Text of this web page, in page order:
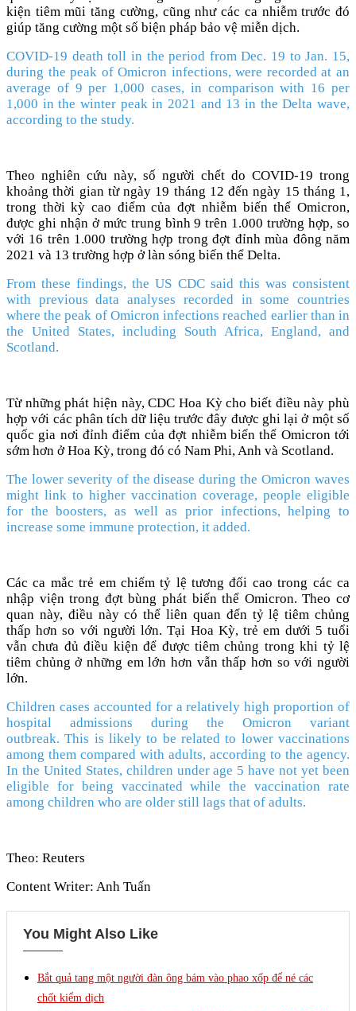
kiện tiêm mũi tăng cường, cũng như các ca nhiễm trước đó
giúp tăng cường một số biện pháp bảo vệ miễn dịch.
COVID-19 death toll in the period from Dec. 19 to Jan. 15,
during the peak of Omicron infections, were recorded at an
average of 9 per 1,000 cases, in comparison with 16 per
1,000 in the winter peak in 2021 and 13 in the Delta wave,
according to the study.
Theo nghiên cứu này, số người chết do COVID-19 trong
khoảng thời gian từ ngày 19 tháng 12 đến ngày 15 tháng 1,
trong thời kỳ cao điểm của đợt nhiễm biến thể Omicron,
được ghi nhận ở mức trung bình 9 trên 1.000 trường hợp, so
với 16 trên 1.000 trường hợp trong đợt đỉnh mùa đông năm
2021 và 13 trường hợp ở làn sóng biến thể Delta.
From these findings, the US CDC said this was consistent
with previous data analyses recorded in some countries
where the peak of Omicron infections reached earlier than in
the United States, including South Africa, England, and
Scotland.
Từ những phát hiện này, CDC Hoa Kỳ cho biết điều này phù
hợp với các phân tích dữ liệu trước đây được ghi lại ở một số
quốc gia nơi đỉnh điểm của đợt nhiễm biến thể Omicron tới
sớm hơn ở Hoa Kỳ, trong đó có Nam Phi, Anh và Scotland.
The lower severity of the disease during the Omicron waves
might link to higher vaccination coverage, people eligible
for the boosters, as well as prior infections, helping to
increase some immune protection, it added.
Các ca mắc trẻ em chiếm tỷ lệ tương đối cao trong các ca
nhập viện trong đợt bùng phát biến thể Omicron. Theo cơ
quan này, điều này có thể liên quan đến tỷ lệ tiêm chủng
thấp hơn so với người lớn. Tại Hoa Kỳ, trẻ em dưới 5 tuổi
vẫn chưa đủ điều kiện để được tiêm chủng trong khi tỷ lệ
tiêm chủng ở những em lớn hơn vẫn thấp hơn so với người
lớn.
Children cases accounted for a relatively high proportion of
hospital admissions during the Omicron variant
outbreak. This is likely to be related to lower vaccinations
among them compared with adults, according to the agency.
In the United States, children under age 5 have not yet been
eligible for being vaccinated while the vaccination rate
among children who are older still lags that of adults.
Theo: Reuters
Content Writer: Anh Tuấn
You Might Also Like
Bắt quả tang một người đàn ông bám vào phao xốp để né các
chốt kiểm dịch